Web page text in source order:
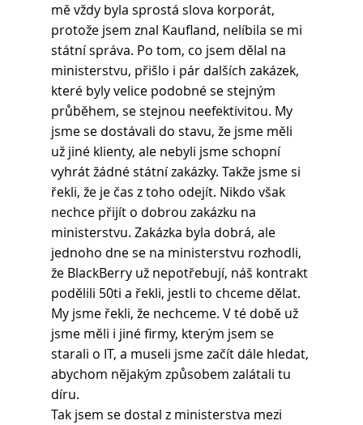
mě vždy byla sprostá slova korporát,
protože jsem znal Kaufland, nelíbila se mi
státní správa. Po tom, co jsem dělal na
ministerstvu, přišlo i pár dalších zakázek,
které byly velice podobné se stejným
průběhem, se stejnou neefektivitou. My
jsme se dostávali do stavu, že jsme měli
už jiné klienty, ale nebyli jsme schopní
vyhrát žádné státní zakázky. Takže jsme si
řekli, že je čas z toho odejít. Nikdo však
nechce přijít o dobrou zakázku na
ministerstvu. Zakázka byla dobrá, ale
jednoho dne se na ministerstvu rozhodli,
že BlackBerry už nepotřebují, náš kontrakt
podělili 50ti a řekli, jestli to chceme dělat.
My jsme řekli, že nechceme. V té době už
jsme měli i jiné firmy, kterým jsem se
starali o IT, a museli jsme začít dále hledat,
abychom nějakým způsobem zalátali tu
díru.
Tak jsem se dostal z ministerstva mezi